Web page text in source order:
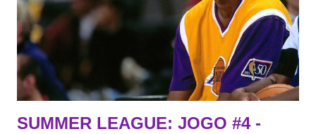
informação, a veracidade vem depois. E do Lakers hein? Até
agora nada de Ruim Hachaomuro (dizem que Nets tem
interesse) e LeBrão James - esse sendo assediado pelo
Draymond Green enquanto chora pro Cavs contrat...
SUMMER LEAGUE: JOGO #4 -